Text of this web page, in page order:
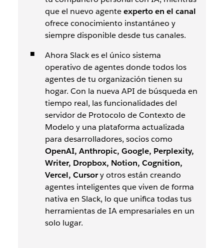
que el nuevo agenteexperto en el canal
ofrece conocimiento instantáneo y
siempre disponible desde tus canales.
Ahora Slack es el único sistema
operativo de agentes donde todos los
agentes de tu organización tienen su
hogar. Con la nueva API de búsqueda en
tiempo real, las funcionalidades del
servidor de Protocolo de Contexto de
Modelo y una plataforma actualizada
para desarrolladores, socios como
OpenAI, Anthropic, Google, Perplexity,
Writer, Dropbox, Notion, Cognition,
Vercel, Cursory otros están creando
agentes inteligentes que viven de forma
nativa en Slack, lo que unifica todas tus
herramientas de IA empresariales en un
solo lugar.